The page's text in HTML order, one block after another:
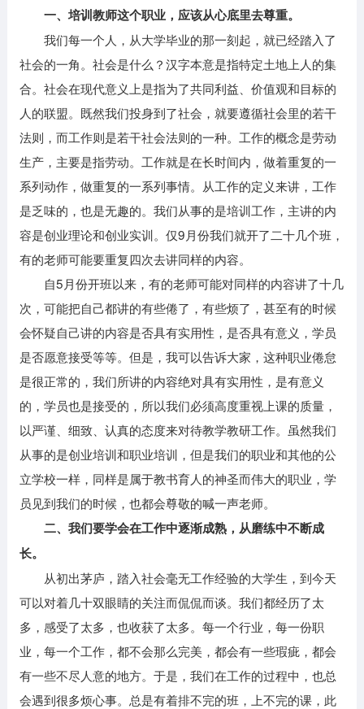
一、培训教师这个职业，应该从心底里去尊重。
我们每一个人，从大学毕业的那一刻起，就已经踏入了
社会的一角。社会是什么？汉字本意是指特定土地上人的集
合。社会在现代意义上是指为了共同利益、价值观和目标的
人的联盟。既然我们投身到了社会，就要遵循社会里的若干
法则，而工作则是若干社会法则的一种。工作的概念是劳动
生产，主要是指劳动。工作就是在长时间内，做着重复的一
系列动作，做重复的一系列事情。从工作的定义来讲，工作
是乏味的，也是无趣的。我们从事的是培训工作，主讲的内
容是创业理论和创业实训。仅9月份我们就开了二十几个班，
有的老师可能要重复四次去讲同样的内容。
自5月份开班以来，有的老师可能对同样的内容讲了十几
次，可能把自己都讲的有些倦了，有些烦了，甚至有的时候
会怀疑自己讲的内容是否具有实用性，是否具有意义，学员
是否愿意接受等等。但是，我可以告诉大家，这种职业倦怠
是很正常的，我们所讲的内容绝对具有实用性，是有意义
的，学员也是接受的，所以我们必须高度重视上课的质量，
以严谨、细致、认真的态度来对待教学教研工作。虽然我们
从事的是创业培训和职业培训，但是我们的职业和其他的公
立学校一样，同样是属于教书育人的神圣而伟大的职业，学
员见到我们的时候，也都会尊敬的喊一声老师。
二、我们要学会在工作中逐渐成熟，从磨练中不断成
长。
从初出茅庐，踏入社会毫无工作经验的大学生，到今天
可以对着几十双眼睛的关注而侃侃而谈。我们都经历了太
多，感受了太多，也收获了太多。每一个行业，每一份职
业，每一个工作，都不会那么完美，都会有一些瑕疵，都会
有一些不尽人意的地方。于是，我们在工作的过程中，也总
会遇到很多烦心事。总是有着排不完的班，上不完的课，此